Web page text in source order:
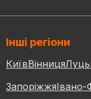
Інші регіони
КиївВінниця
ЗапоріжжяІвано-